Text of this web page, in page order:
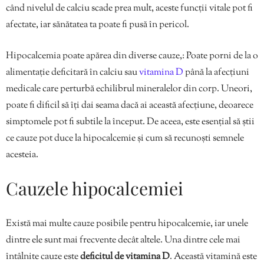
când nivelul de calciu scade prea mult, aceste funcții vitale pot fi
afectate, iar sănătatea ta poate fi pusă în pericol.
Hipocalcemia poate apărea din diverse cauze,: Poate porni de la o
alimentație deficitară în calciu sauvitamina Dpână la afecțiuni
medicale care perturbă echilibrul mineralelor din corp. Uneori,
poate fi dificil să îți dai seama dacă ai această afecțiune, deoarece
simptomele pot fi subtile la început. De aceea, este esențial să știi
ce cauze pot duce la hipocalcemie și cum să recunoști semnele
acesteia.
Cauzele hipocalcemiei
Există mai multe cauze posibile pentru hipocalcemie, iar unele
dintre ele sunt mai frecvente decât altele. Una dintre cele mai
întâlnite cauze estedeficitul de vitamina D. Această vitamină este